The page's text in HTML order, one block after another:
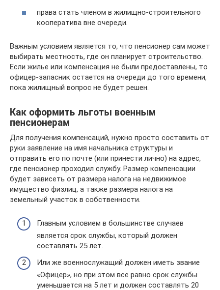
права стать членом в жилищно-строительного
кооператива вне очереди.
Важным условием является то, что пенсионер сам может
выбирать местность, где он планирует строительство.
Если жилье или компенсация не были предоставлены, то
офицер-запасник остается на очереди до того времени,
пока жилищный вопрос не будет решен.
Как оформить льготы военным
пенсионерам
Для получения компенсаций, нужно просто составить от
руки заявление на имя начальника структуры и
отправить его по почте (или принести лично) на адрес,
где пенсионер проходил службу. Размер компенсации
будет зависеть от размера налога на недвижимое
имущество физлиц, а также размера налога на
земельный участок в собственности.
Главным условием в большинстве случаев
является срок службы, который должен
составлять 25 лет.
Или же военнослужащий должен иметь звание
«Офицер», но при этом все равно срок службы
уменьшается на 5 лет и должен составлять 20